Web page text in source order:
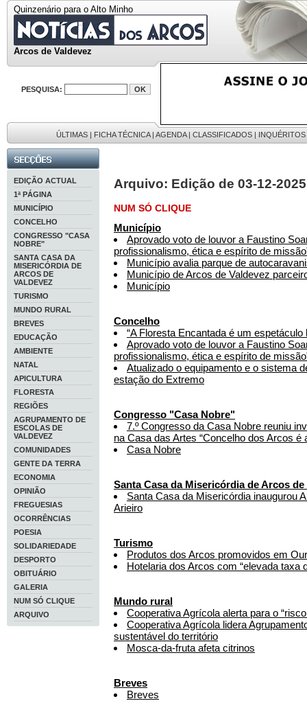
Quinzenário para o Alto Minho
Arcos de Valdevez
PESQUISA:
ÚLTIMAS | FICHA TÉCNICA| AGENDA| CLASSIFICADOS | INQUÉRITOS
EDIÇÃO ACTUAL
1ª PÁGINA
MUNICÍPIO
CONCELHO
CONGRESSO "CASA
NOBRE"
SANTA CASA DA
MISERICÓRDIA DE
ARCOS DE
VALDEVEZ
TURISMO
MUNDO RURAL
BREVES
EDUCAÇÃO
AMBIENTE
NATAL
APICULTURA
FLORESTA
REGIÕES
AGRUPAMENTO DE
ESCOLAS DE
VALDEVEZ
COMUNIDADES
GENTE DA TERRA
ECONOMIA
OPINIÃO
FREGUESIAS
OCORRÊNCIAS
POESIA
SOLIDARIEDADE
DESPORTO
OBITUÁRIO
GALERIA
NUM SÓ CLIQUE
ARQUIVO
Arquivo: Edição de 03-12-2025
NUM SÓ CLIQUE
Município
Aprovado voto de louvor a Faustino
profissionalismo, ética e espírito de
Município avalia parque de
Município de Arcos de Valdevez
Município
Concelho
“A Floresta Encantada é um
Aprovado voto de louvor a Faustino
profissionalismo, ética e espírito de
Atualizado o equipamento e o sistema
estação do Extremo
Congresso "Casa Nobre"
7.º Congresso da Casa Nobre reuniu
na Casa das Artes “Concelho dos Arcos é
Casa Nobre
Santa Casa da Misericórdia de Arcos de
Santa Casa da Misericórdia inaugurou
Arieiro
Turismo
Produtos dos Arcos promovidos em
Hotelaria dos Arcos com “elevada taxa
Mundo rural
Cooperativa Agrícola alerta para o
Cooperativa Agrícola lidera
sustentável do território
Mosca-da-fruta afeta citrinos
Breves
Breves